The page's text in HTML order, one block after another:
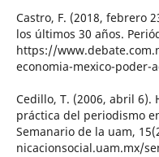
Castro, F. (2018, febrero
los últimos 30 años.
https://
economia-mexico-poder-
Cedillo, T. (2006, abril 6).
práctica del periodismo
Semanario de la uam,
nicacionsocial.uam.mx/